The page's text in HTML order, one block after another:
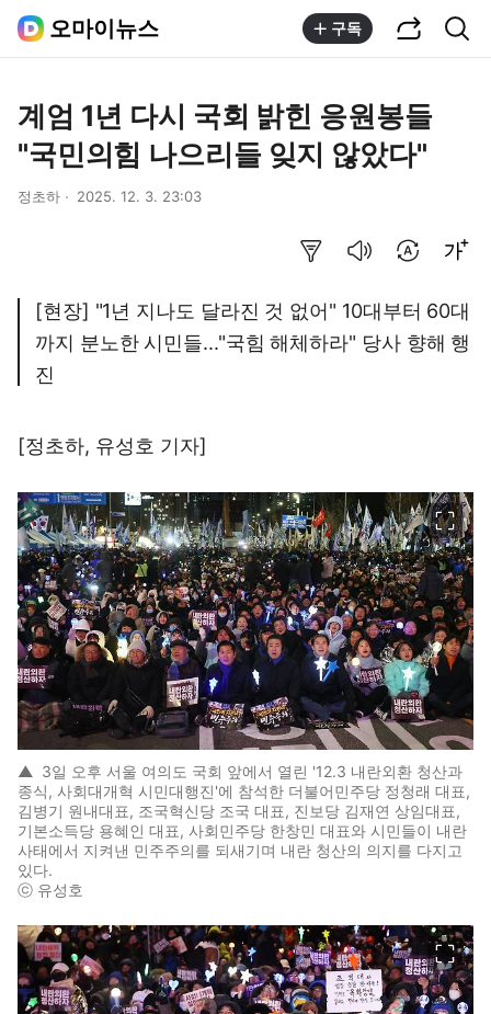
오마이뉴스 구독
계엄 1년 다시 국회 밝힌 응원봉들
"국민의힘 나으리들 잊지 않았다"
정초하 2025. 12. 3. 23:03
[현장] "1년 지나도 달라진 것 없어" 10대부터 60대
까지 분노한 시민들..."국힘 해체하라" 당사 향해 행
진
[정초하, 유성호 기자]
▲ 3일 오후 서울 여의도 국회 앞에서 열린 '12.3 내란외환 청산과
종식, 사회대개혁 시민대행진'에 참석한 더불어민주당 정청래 대표,
김병기 원내대표, 조국혁신당 조국 대표, 진보당 김재연 상임대표,
기본소득당 용혜인 대표, 사회민주당 한창민 대표와 시민들이 내란
사태에서 지켜낸 민주주의를 되새기며 내란 청산의 의지를 다지고
있다.
ⓒ 유성호